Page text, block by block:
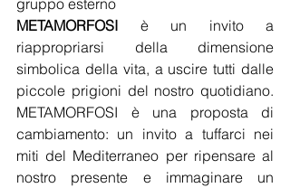
METAMORFOSI è un invito a
riappropriarsi della dimensione
simbolica della vita, a uscire tutti dalle
piccole prigioni del nostro quotidiano.
METAMORFOSI
è una proposta di
cambiamento: un invito a tuffarci nei
miti del Mediterraneo per ripensare al
nostro presente e immaginare un